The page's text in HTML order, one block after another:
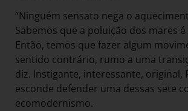
“Ninguém sensato nega o
Sabemos que a poluição dos mares é
Então, temos que fazer algum
sentido contrário, rumo a uma
diz. Instigante, interessante, original,
esconde defender uma dessas sete
ecomodernismo.